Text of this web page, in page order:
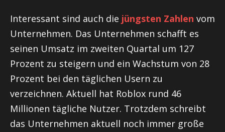
Interessant sind auch die jüngsten Zahlen vom
Unternehmen. Das Unternehmen schafft es
seinen Umsatz im zweiten Quartal um 127
Prozent zu steigern und ein Wachstum von 28
Prozent bei den täglichen Usern zu
verzeichnen. Aktuell hat Roblox rund 46
Millionen tägliche Nutzer. Trotzdem schreibt
das Unternehmen aktuell noch immer große